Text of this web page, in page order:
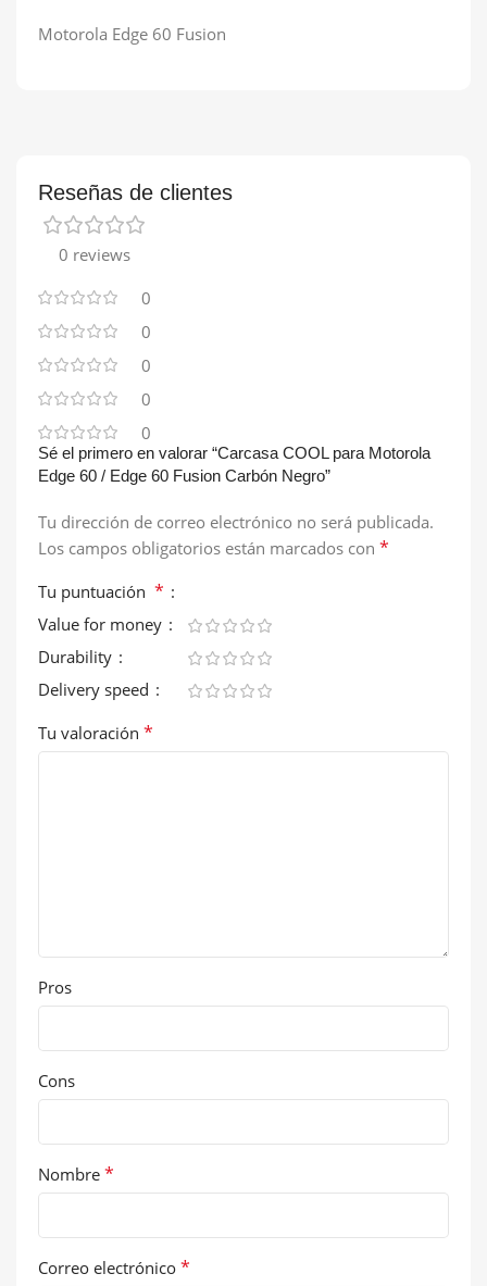
Motorola Edge 60 Fusion
Reseñas de clientes
0 reviews
0
0
0
0
0
Sé el primero en valorar “Carcasa COOL para Motorola
Edge 60 / Edge 60 Fusion Carbón Negro”
Tu dirección de correo electrónico no será publicada.
Los campos obligatorios están marcados con *
Tu puntuación *
Value for money
Durability
Delivery speed
Tu valoración *
Pros
Cons
Nombre *
Correo electrónico *